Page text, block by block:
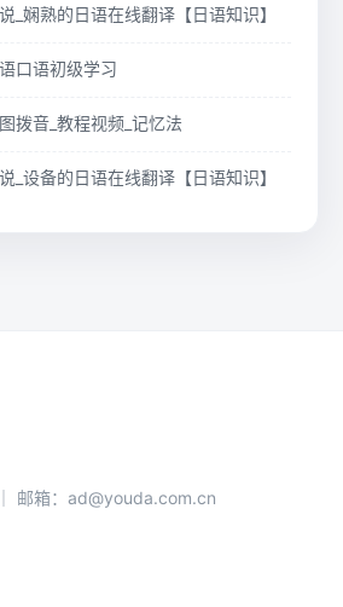
_娴熟的日语在线翻译【日语知识】
口语初级学习
拨音_教程视频_记忆法
_设备的日语在线翻译【日语知识】
邮箱：ad@youda.com.cn